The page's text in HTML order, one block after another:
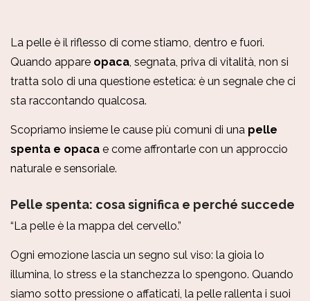
La pelle è il riflesso di come stiamo, dentro e fuori.
Quando appare opaca, segnata, priva di vitalità, non si
tratta solo di una questione estetica: è un segnale che ci
sta raccontando qualcosa.
Scopriamo insieme le cause più comuni di una pelle
spenta e opaca e come affrontarle con un approccio
naturale e sensoriale.
Pelle spenta: cosa significa e perché succede
“La pelle è la mappa del cervello.”
Ogni emozione lascia un segno sul viso: la gioia lo
illumina, lo stress e la stanchezza lo spengono. Quando
siamo sotto pressione o affaticati, la pelle rallenta i suoi